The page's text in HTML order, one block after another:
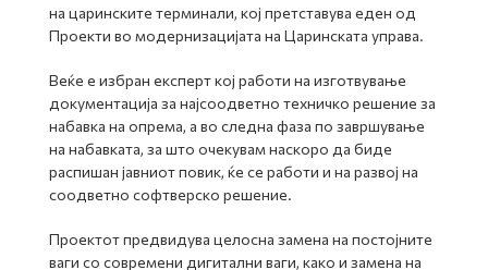
на царинските терминали, кој претставува еден од
Проекти во модернизацијата на Царинската управа.
Веќе е избран експерт кој работи на изготвување
документација за најсоодветно техничко решение за
набавка на опрема, а во следна фаза по завршување
на набавката, за што очекувам наскоро да биде
распишан јавниот повик, ќе се работи и на развој на
соодветно софтверско решение.
Проектот предвидува целосна замена на постојните
ваги со современи дигитални ваги, како и замена на